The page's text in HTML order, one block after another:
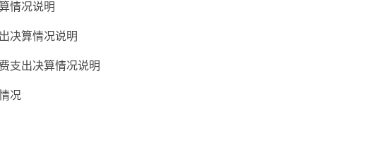
情况说明
决算情况说明
出决算情况说明
况